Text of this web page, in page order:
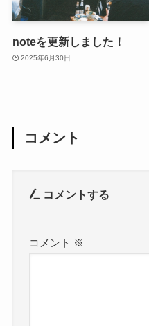
noteを更新しました！
2025年6月30日
コメント
コメントする
コメント ※